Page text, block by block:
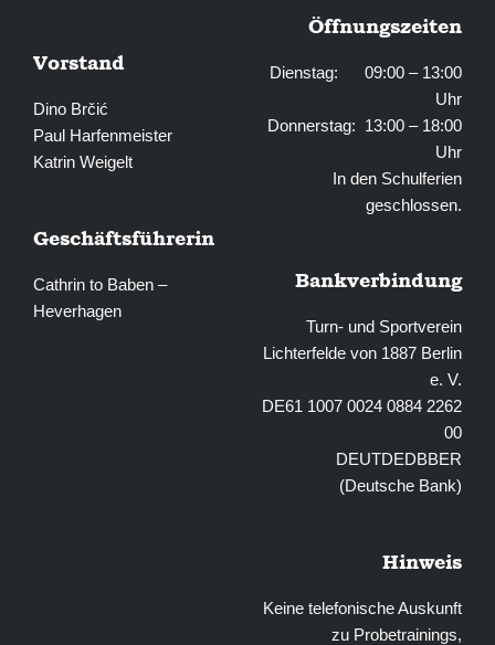
Vorstand
Dino Brčić
Paul Harfenmeister
Katrin Weigelt
Geschäftsführerin
Cathrin to Baben –
Heverhagen
Öffnungszeiten
Dienstag: 09:00 – 13:00
Uhr
Donnerstag: 13:00 – 18:00
Uhr
In den Schulferien
geschlossen.
Bankverbindung
Turn- und Sportverein
Lichterfelde von 1887 Berlin
e. V.
DE61 1007 0024 0884 2262
00
DEUTDEDBBER
(Deutsche Bank)
Hinweis
Keine telefonische Auskunft
zu Probetrainings,